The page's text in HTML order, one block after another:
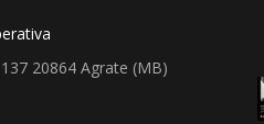
20864 Agrate (MB)